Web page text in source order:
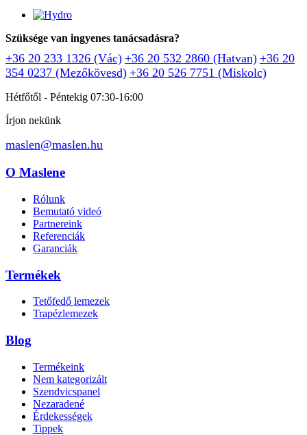
Szüksége van ingyenes tanácsadásra?
+36 20 233 1326 (Vác) +36 20 532 2860 (Hatvan) +36 20
354 0237 (Mezőkövesd) +36 20 526 7751 (Miskolc)
Hétfőtől - Péntekig 07:30-16:00
Írjon nekünk
maslen@maslen.hu
O Maslene
Rólunk
Bemutató videó
Partnereink
Referenciák
Garanciák
Termékek
Tetőfedő lemezek
Trapézlemezek
Blog
Termékeink
Nem kategorizált
Szendvicspanel
Nezaradené
Érdekességek
Tippek